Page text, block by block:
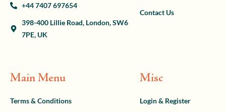
+44 7407 697654
398-400 Lillie Road, London, SW6
7PE, UK
Contact Us
Main Menu
Terms & Conditions
Misc
Login & Register